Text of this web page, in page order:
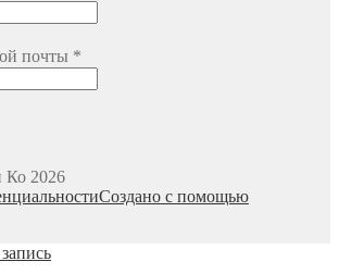
почты *
Ко 2026
Создано с помощью